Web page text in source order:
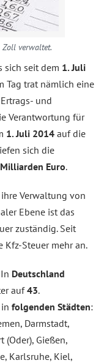
verwaltet.
sich seit dem 1. Juli
Tag trat nämlich eine
und
Verantwortung für
1. Juli 2014 auf die
sich die
Euro.
Verwaltung von
Ebene ist das
zuständig. Seit
Steuer mehr an.
Deutschland
auf43.
folgenden Städten:
Darmstadt,
(Oder), Gießen,
Karlsruhe, Kiel,